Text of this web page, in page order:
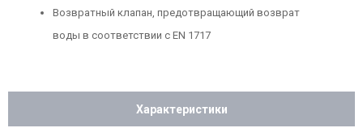
Возвратный клапан, предотвращающий возврат
воды в соответствии с EN 1717
Характеристики